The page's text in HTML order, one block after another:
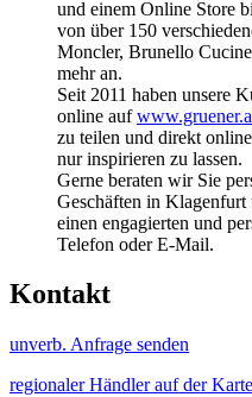
und einem Online Store
von über 150
Moncler, Brunello
mehr an.
Seit 2011 haben unsere
online auf
zu teilen und direkt
nur inspirieren zu lassen.
Gerne beraten wir Sie
Geschäften in
einen engagierten und
Telefon oder E-Mail.
Kontakt
unverb. Anfrage senden
regionaler Händler auf der Karte